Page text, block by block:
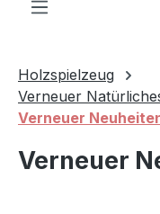
Holzspielzeug
Verneuer
Verneuer
Verneuer